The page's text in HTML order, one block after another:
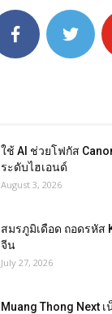
ใช้ AI ช่วยโฟกัส
ระดับไฮเอนด์
August 3, 2026
สมรภูมิเดือด ถอดรหัส
จีน
July 27, 2026
Muang Thong Next